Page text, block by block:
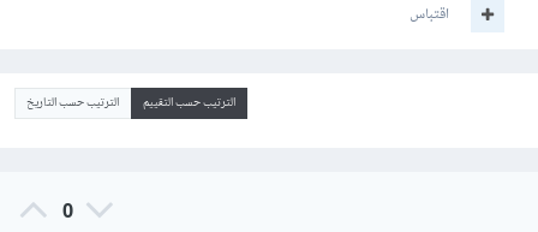
اقتباس
الترتيب حسب التقييم الترتيب حسب التاريخ
0